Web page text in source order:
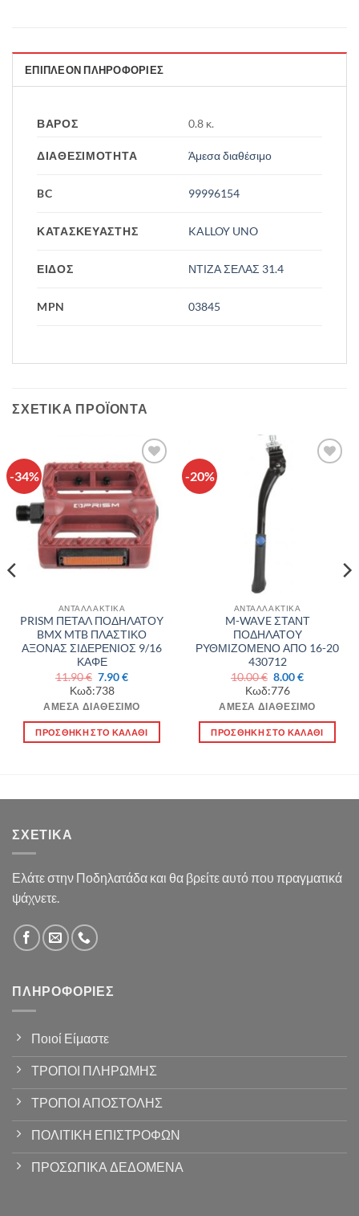
ΕΠΙΠΛΈΟΝ ΠΛΗΡΟΦΟΡΊΕΣ
ΒΆΡΟΣ 0.8 κ.
ΔΙΑΘΕΣΙΜΟΤΗΤΑ Άμεσα διαθέσιμο
BC 99996154
ΚΑΤΑΣΚΕΥΑΣΤΗΣ KALLOY UNO
ΕΙΔΟΣ ΝΤΙΖΑ ΣΕΛΑΣ 31.4
MPN 03845
ΣΧΕΤΙΚΆ ΠΡΟΪΌΝΤΑ
-34%
Πρόσθήκη
στην λίστα
επιθυμιών
ΑΝΤΑΛΛΑΚΤΙΚΑ
PRISM ΠΕΤΑΛ ΠΟΔΗΛΑΤΟΥ
BMX MTB ΠΛΑΣΤΙΚΟ
ΑΞΟΝΑΣ ΣΙΔΕΡΕΝΙΟΣ 9/16
ΚΑΦΕ
11.90€ Original
price
was:
11.90 €.
7.90€Η
είναι:
Κωδ:738
ΆΜΕΣΑ ΔΙΑΘΈΣΙΜΟ
ΠΡΟΣΘΉΚΗ ΣΤΟ ΚΑΛΆΘΙ
-20%
ΑΝΤΑΛΛΑΚΤΙΚΑ
M-WAVE ΣΤΑΝΤ
ΠΟΔΗΛΑΤΟΥ
ΡΥΘΜΙΖΟΜΕΝΟ ΑΠΟ 16-20
430712
10.00€ Original
price
was:
10.00 €.
8.00€Η
είναι:
Κωδ:776
ΆΜΕΣΑ ΔΙΑΘΈΣΙΜΟ
ΠΡΟΣΘΉΚΗ ΣΤΟ ΚΑΛΆΘΙ
ΣΧΕΤΙΚΆ
Ελάτε στην Ποδηλατάδα και θα βρείτε αυτό που πραγματικά
ψάχνετε.
ΠΛΗΡΟΦΟΡΊΕΣ
Ποιοί Είμαστε
ΤΡΟΠΟΙ ΠΛΗΡΩΜΗΣ
ΤΡΟΠΟΙ ΑΠΟΣΤΟΛΗΣ
ΠΟΛΙΤΙΚΗ ΕΠΙΣΤΡΟΦΩΝ
ΠΡΟΣΩΠΙΚΑ ΔΕΔΟΜΕΝΑ